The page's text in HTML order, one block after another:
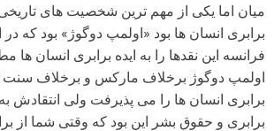
میان اما یکی از مهم ترین شخصیت های تاریخی
فرانسه این نقدها را به ایده برابری انسان ها
اولمپ دوگوژ برخلاف مارکس و برخلاف سنت
برابری انسان ها را می پذیرفت ولی انتقادش
برابری و حقوق بشر این بود که وقتی شما از